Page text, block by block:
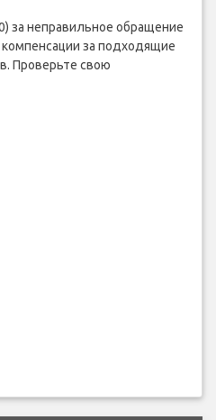
за неправильное обращение
за подходящие
Проверьте свою